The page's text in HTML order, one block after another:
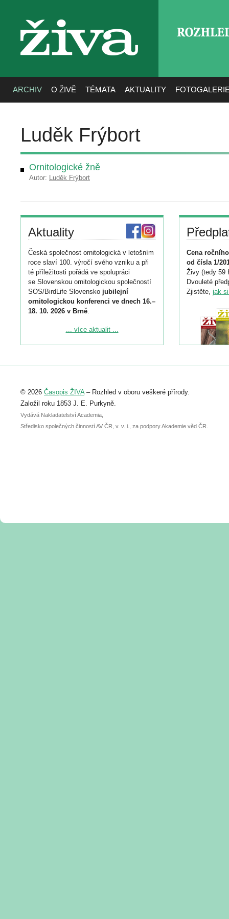
živa
ARCHIV O ŽIVĚ TÉMATA AKTUALITY
Luděk Frýbort
Ornitologické žně
Autor: Luděk Frýbort
Aktuality
Česká společnost ornitologická v letošním
roce slaví 100. výročí svého vzniku a při
té příležitosti pořádá ve spolupráci
se Slovenskou ornitologickou společností
SOS/BirdLife Slovensko jubilejní
ornitologickou konferenci ve dnech 16.–
18. 10. 2026 v Brně.
Podrobnější informace ke konferenci
Registrovat se můžete do 6. září.
abstraktu přihlášené přednášky nebo
posteru je už 30. června.
... více aktualit ...
Cena
od čísla 1/
Živy (tedy 59
Dvouleté
Zjistěte, jak
© 2026 Časopis ŽIVA– Rozhled v oboru veškeré přírody.
Založil roku 1853 J. E. Purkyně.
Vydává Nakladatelství Academia,
Středisko společných činností AV ČR, v. v. i., za podpory Akademie věd ČR.